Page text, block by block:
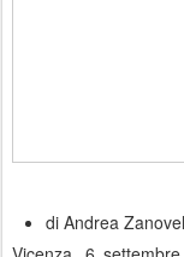
di Andrea